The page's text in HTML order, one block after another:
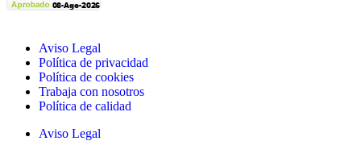
Aviso Legal
Política de privacidad
Política de cookies
Trabaja con nosotros
Política de calidad
Aviso Legal